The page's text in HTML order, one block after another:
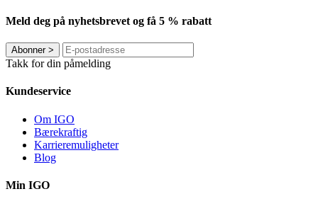
Meld deg på nyhetsbrevet og få 5 % rabatt
Abonner>
Takk for din påmelding
Kundeservice
Om IGO
Bærekraftig
Karrieremuligheter
Blog
Min IGO